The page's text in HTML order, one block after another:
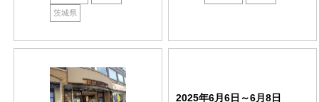
茨城県
2025年6月6日～6月8日